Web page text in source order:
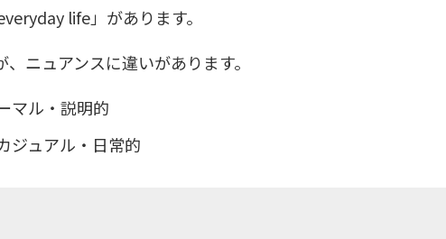
life」があります。
ニュアンスに違いがあります。
マル・説明的
ジュアル・日常的